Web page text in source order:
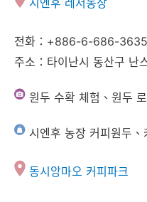
시엔후 레저농장
전화：+886-6-686-3635
주소：타이난시 동산구 난
원두 수확 체험、원두
시엔후 농장 커피원두、
동시앙마오 커피파크